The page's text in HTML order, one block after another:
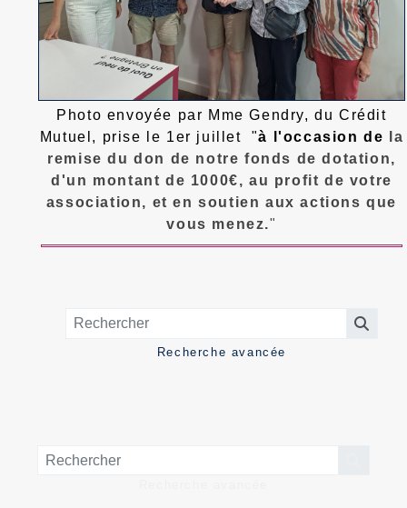
Photo envoyée par Mme Gendry, du Crédit
Mutuel, prise le 1er juillet "à l'occasion de la
remise du don de notre fonds de dotation,
d'un montant de 1000€, au profit de votre
association, et en soutien aux actions que
vous menez."
Recherche avancée